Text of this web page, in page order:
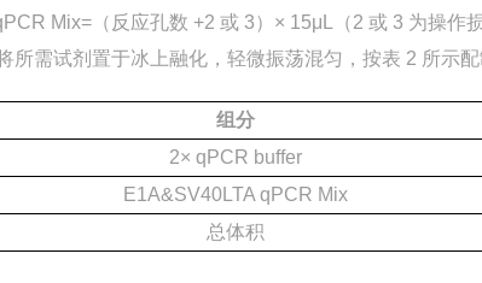
Mix=（反应孔数 +2 或 3）× 15μL（2 或 3 为操作损
所需试剂置于冰上融化，轻微振荡混匀，按表 2 所示
组分
2× qPCR buffer
E1A&SV40LTA qPCR Mix
总体积